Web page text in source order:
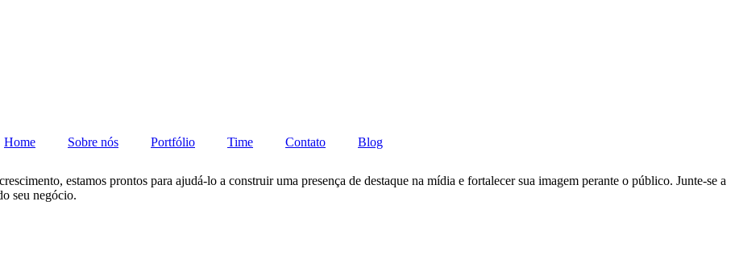
Home Sobre nós Portfólio Time Contato Blog
estamos prontos para ajudá-lo a construir uma presença de destaque na mídia e fortalecer sua imagem perante o público. Junte-se a
seu negócio.